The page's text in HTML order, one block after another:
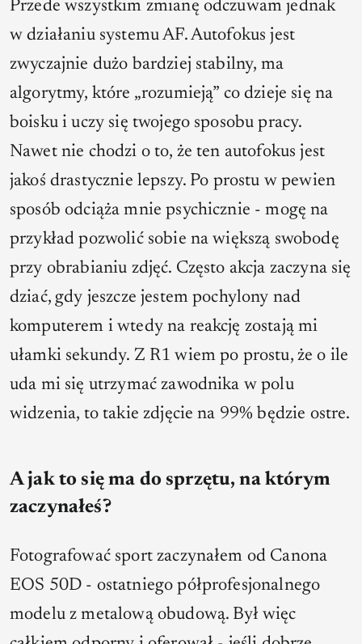
Przede wszystkim zmianę odczuwam jednak
w działaniu systemu AF. Autofokus jest
zwyczajnie dużo bardziej stabilny, ma
algorytmy, które „rozumieją” co dzieje się na
boisku i uczy się twojego sposobu pracy.
Nawet nie chodzi o to, że ten autofokus jest
jakoś drastycznie lepszy. Po prostu w pewien
sposób odciąża mnie psychicznie - mogę na
przykład pozwolić sobie na większą swobodę
przy obrabianiu zdjęć. Często akcja zaczyna się
dziać, gdy jeszcze jestem pochylony nad
komputerem i wtedy na reakcję zostają mi
ułamki sekundy. Z R1 wiem po prostu, że o ile
uda mi się utrzymać zawodnika w polu
widzenia, to takie zdjęcie na 99% będzie ostre.
A jak to się ma do sprzętu, na którym
zaczynałeś?
Fotografować sport zaczynałem od Canona
EOS 50D - ostatniego półprofesjonalnego
modelu z metalową obudową. Był więc